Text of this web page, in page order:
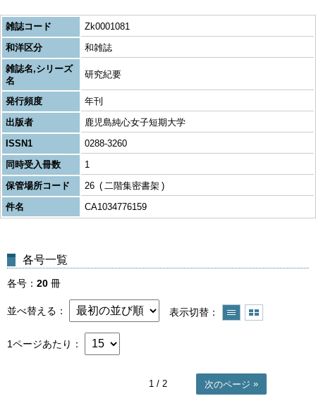
雑誌コード
Zk0001081
和洋区分
和雑誌
雑誌名,シリーズ
名
研究紀要
発行頻度
年刊
出版者
鹿児島純心女子短期大学
ISSN1
0288-3260
同時受入冊数
1
保管場所コード
26
二階集密書架
件名
CA1034776159
各号一覧
各号 20 冊
並べ替える 表示切替
1ページあたり
1 / 2 次のページ